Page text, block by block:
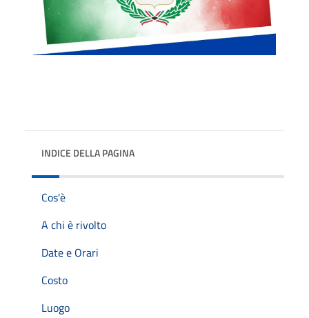
INDICE DELLA PAGINA
Cos'è
A chi è rivolto
Date e Orari
Costo
Luogo